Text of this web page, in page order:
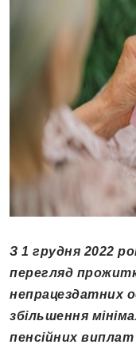
З 1 грудня 2022
перегляд
непрацездатних
збільшення
пенсійних виплат